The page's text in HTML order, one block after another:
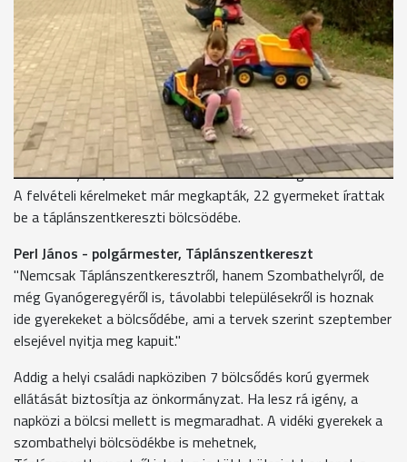
bölcsisek is birtokba veszik az épületet. A táplánszentkereszti
bölcsőde már szerkezetkész, a tetőfedés és a belső
munkálatok vannak hátra.
A közel 300 m2-es épülethez nagy terasz tartozik, két
bölcsődés csoport: 20 gyermek elhelyezését tudják
biztosítani. A beruházás megvalósításához 75 millió forint
uniós támogatást nyert a táplánszentkereszti
önkormányzat, ezt 10 százalékos önrésszel egészítették ki.
A felvételi kérelmeket már megkapták, 22 gyermeket írattak
be a táplánszentkereszti bölcsödébe.
Perl János - polgármester, Táplánszentkereszt
"Nemcsak Táplánszentkeresztről, hanem Szombathelyről, de
még Gyanógeregyéről is, távolabbi településekről is hoznak
ide gyerekeket a bölcsődébe, ami a tervek szerint szeptember
elsejével nyitja meg kapuit."
Addig a helyi családi napköziben 7 bölcsődés korú gyermek
ellátását biztosítja az önkormányzat. Ha lesz rá igény, a
napközi a bölcsi mellett is megmaradhat. A vidéki gyerekek a
szombathelyi bölcsödékbe is mehetnek,